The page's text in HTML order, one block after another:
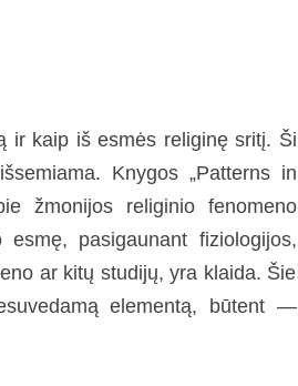
ir kaip iš esmės religinę sritį. Ši
Knygos „Patterns in
žmonijos religinio fenomeno
pasigaunant fiziologijos,
ar kitų studijų, yra klaida. Šie
elementą, būtent —